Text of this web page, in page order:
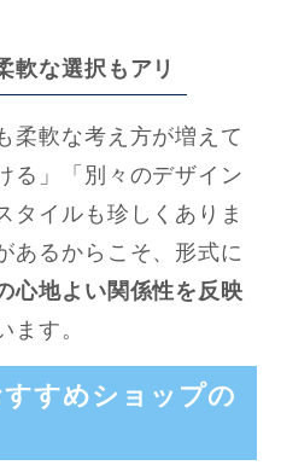
軟な選択もアリ
柔軟な考え方が増えて
る」「別々のデザイン
タイルも珍しくありま
あるからこそ、形式に
心地よい関係性を反映
ます。
すめショップの